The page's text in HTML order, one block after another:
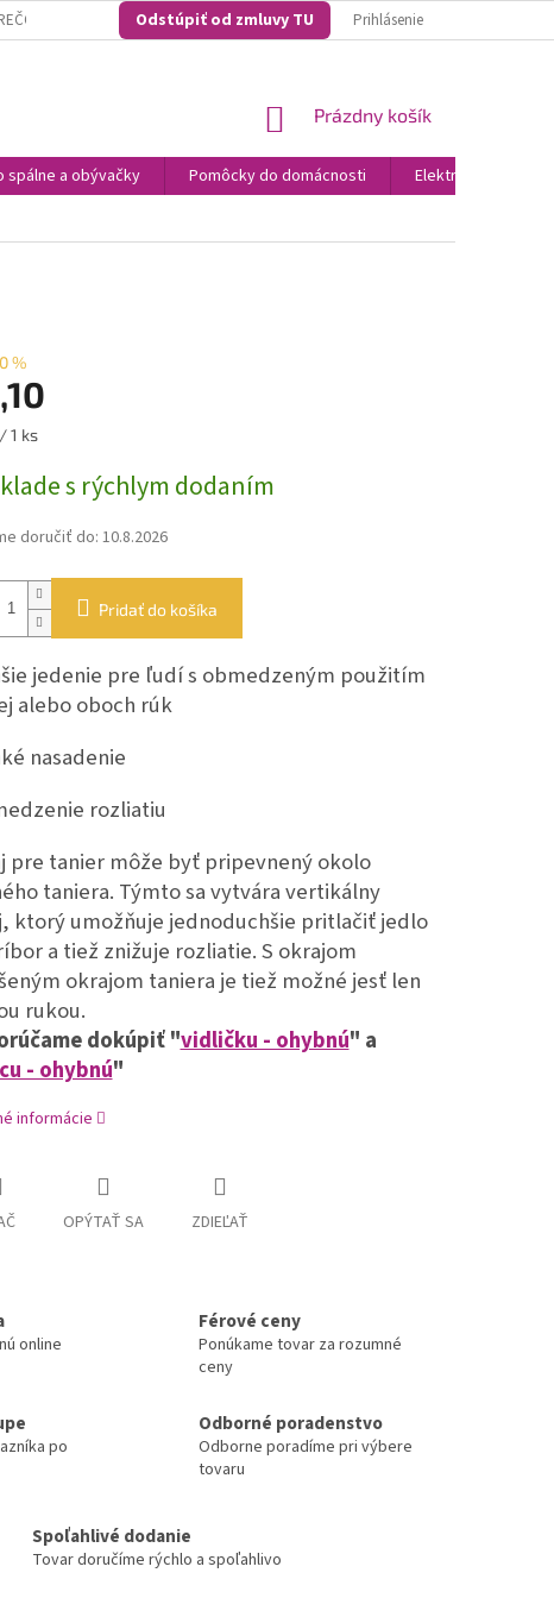
NAKUPOVAŤ U NÁS? ...NAŠE KONKURENČNÉ VÝHODY
Odstúpiť od zmluvy TU Prihlásenie
NÁKUPNÝ
Prázdny košík
spálne a obývačky Pomôcky do domácnosti Elektronika
%
1 ks
s rýchlym dodaním
doručiť do: 10.8.2026
Pridať do košíka
jedenie pre ľudí s obmedzeným použitím
alebo oboch rúk
nasadenie
rozliatiu
pre tanier môže byť pripevnený okolo
taniera. Týmto sa vytvára vertikálny
ktorý umožňuje jednoduchšie pritlačiť jedlo
a tiež znižuje rozliatie. S okrajom
okrajom taniera je tiež možné jesť len
rukou.
dokúpiť "vidličku - ohybnú" a
- ohybnú"
informácie
OPÝTAŤ SA ZDIEĽAŤ
online
Férové ceny
Ponúkame tovar za rozumné
ceny
po
Odborné poradenstvo
Odborne poradíme pri výbere
tovaru
Spoľahlivé dodanie
Tovar doručíme rýchlo a spoľahlivo